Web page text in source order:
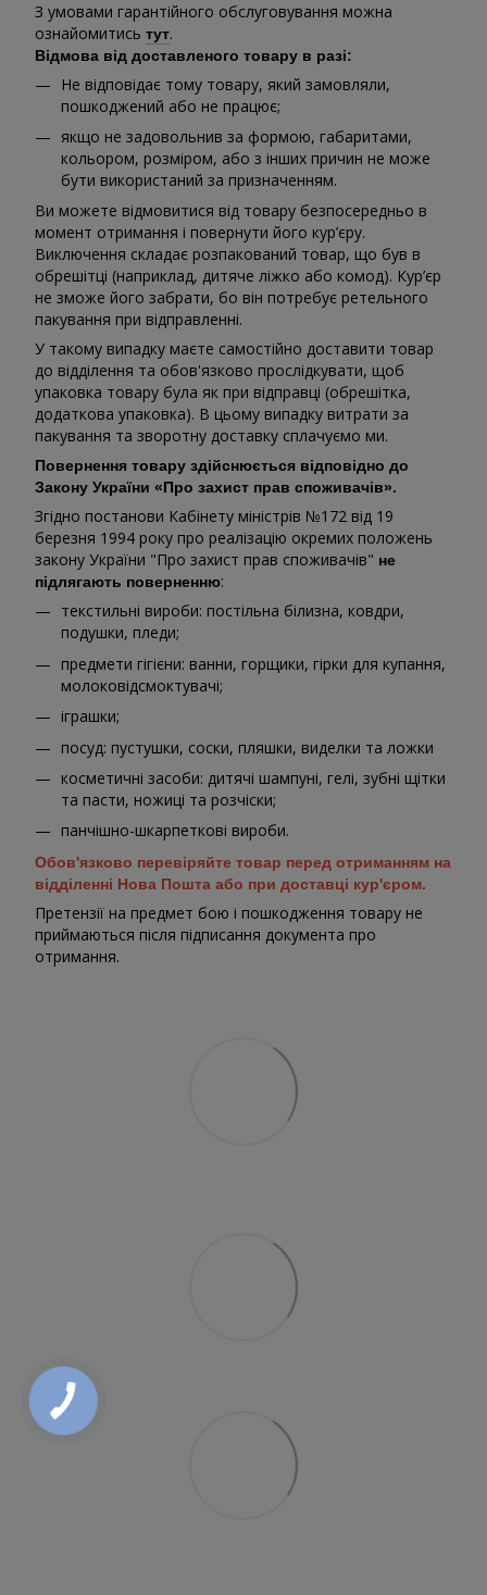
З умовами гарантійного обслуговування можна
ознайомитись тут.
Відмова від доставленого товару в разі:
Не відповідає тому товару, який замовляли,
пошкоджений або не працює;
якщо не задовольнив за формою, габаритами,
кольором, розміром, або з інших причин не може
бути використаний за призначенням.
Ви можете відмовитися від товару безпосередньо в
момент отримання і повернути його кур’єру.
Виключення складає розпакований товар, що був в
обрешітці (наприклад, дитяче ліжко або комод). Кур’єр
не зможе його забрати, бо він потребує ретельного
пакування при відправленні.
У такому випадку маєте самостійно доставити товар
до відділення та обов'язково прослідкувати, щоб
упаковка товару була як при відправці (обрешітка,
додаткова упаковка). В цьому випадку витрати за
пакування та зворотну доставку сплачуємо ми.
Повернення товару здійснюється відповідно до
Закону України «Про захист прав споживачів».
Згідно постанови Кабінету міністрів №172 від 19
березня 1994 року про реалізацію окремих положень
закону України "Про захист прав споживачів" не
підлягають поверненню:
текстильні вироби: постільна білизна, ковдри,
подушки, пледи;
предмети гігієни: ванни, горщики, гірки для купання,
молоковідсмоктувачі;
іграшки;
посуд: пустушки, соски, пляшки, виделки та ложки
косметичні засоби: дитячі шампуні, гелі, зубні щітки
та пасти, ножиці та розчіски;
панчішно-шкарпеткові вироби.
Обов'язково перевіряйте товар перед отриманням на
відділенні Нова Пошта або при доставці кур'єром.
Претензії на предмет бою і пошкодження товару не
приймаються після підписання документа про
отримання.